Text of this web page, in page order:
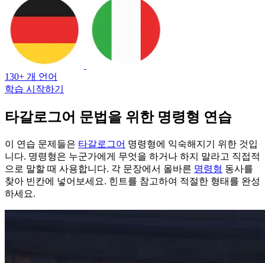
130+ 개 언어
학습 시작하기
타갈로그어 문법을 위한 명령형 연습
이 연습 문제들은 타갈로그어 명령형에 익숙해지기 위한 것입
니다. 명령형은 누군가에게 무엇을 하거나 하지 말라고 직접적
으로 말할 때 사용합니다. 각 문장에서 올바른 명령형 동사를
찾아 빈칸에 넣어보세요. 힌트를 참고하여 적절한 형태를 완성
하세요.